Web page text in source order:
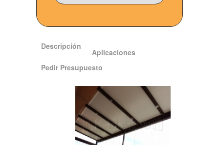
Descripción
Aplicaciones
Pedir Presupuesto